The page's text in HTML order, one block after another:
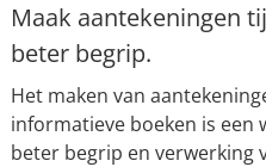
Maak aantekeningen
beter begrip.
Het maken van
informatieve boeken is een
beter begrip en verwerking